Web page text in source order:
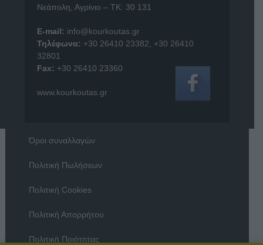
Νεάπολη, Αγρίνιο – ΤΚ: 30 131
E-mail: info@kourkoutas.gr
Τηλέφωνα: +30 26410 23382
+30 26410
32801
Fax: +30 26410 23360
www.kourkoutas.gr
Όροι συναλλαγών
Πολιτική Πωλήσεων
Πολιτική Cookies
Πολιτική Απορρήτου
Πολιτική Ποιότητας